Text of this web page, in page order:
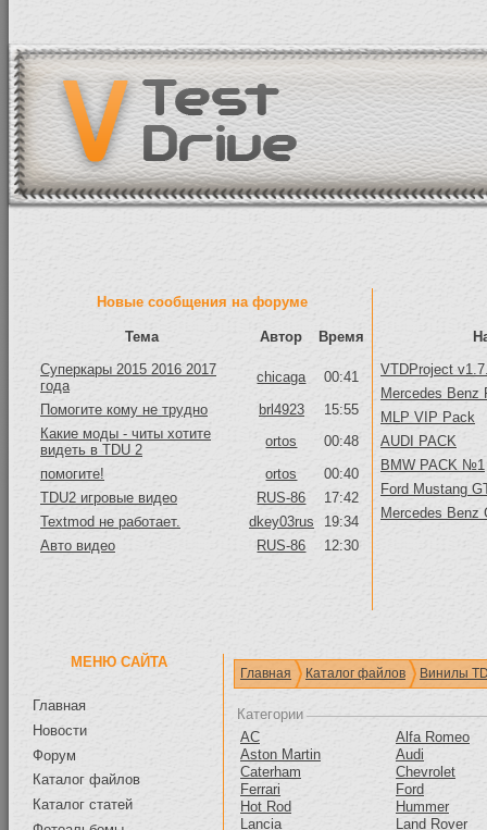
Новые сообщения на форуме
Тема Автор
Время
Суперкары 2015 2016 2017
года
chicaga
00:41
Помогите кому не трудно
brl4923
15:55
Какие моды - читы хотите
видеть в TDU 2
ortos
00:48
помогите!
ortos
00:40
TDU2 игровые видео
RUS-86
17:42
Textmod не работает.
dkey03rus
19:34
Авто видео
RUS-86 12:30
VTDProject
Mercedes Benz
MLP VIP Pack
AUDI PACK
BMW PACK №1
Ford Mustang
Mercedes Benz
МЕНЮ САЙТА
Главная
Новости
Форум
Каталог файлов
Каталог статей
Главная Каталог файлов Винилы
Категории
AC
Alfa Romeo
Aston Martin
Audi
Caterham
Chevrolet
Ferrari
Ford
Hot Rod
Hummer
Lancia
Land Rover